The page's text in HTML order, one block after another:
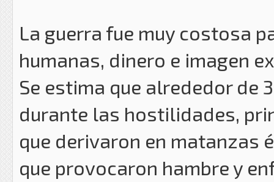
La guerra fue muy costosa
humanas, dinero e imagen
Se estima que alrededor de
durante las hostilidades,
que derivaron en matanzas
que provocaron hambre y